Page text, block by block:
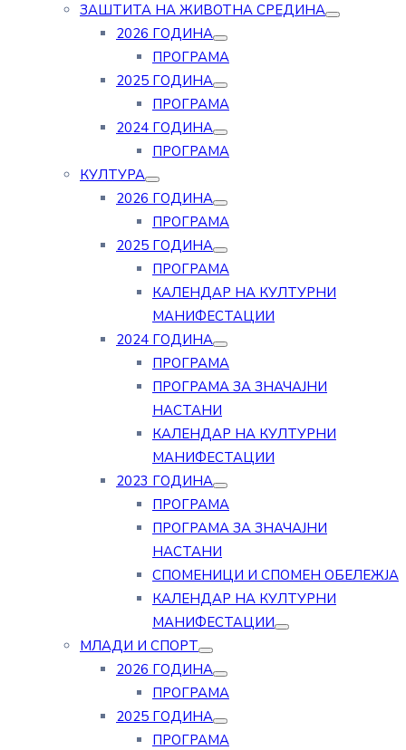
ЗАШТИТА НА ЖИВОТНА СРЕДИНА
2026 ГОДИНА
ПРОГРАМА
2025 ГОДИНА
ПРОГРАМА
2024 ГОДИНА
ПРОГРАМА
КУЛТУРА
2026 ГОДИНА
ПРОГРАМА
2025 ГОДИНА
ПРОГРАМА
КАЛЕНДАР НА КУЛТУРНИ
МАНИФЕСТАЦИИ
2024 ГОДИНА
ПРОГРАМА
ПРОГРАМА ЗА ЗНАЧАЈНИ
НАСТАНИ
КАЛЕНДАР НА КУЛТУРНИ
МАНИФЕСТАЦИИ
2023 ГОДИНА
ПРОГРАМА
ПРОГРАМА ЗА ЗНАЧАЈНИ
НАСТАНИ
СПОМЕНИЦИ И СПОМЕН ОБЕЛЕЖЈА
КАЛЕНДАР НА КУЛТУРНИ
МАНИФЕСТАЦИИ
МЛАДИ И СПОРТ
2026 ГОДИНА
ПРОГРАМА
2025 ГОДИНА
ПРОГРАМА